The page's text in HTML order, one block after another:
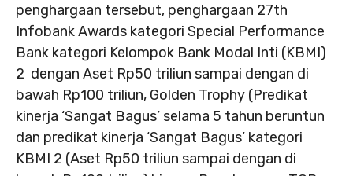
penghargaan tersebut, penghargaan 27th
Infobank Awards kategori Special Performance
Bank kategori Kelompok Bank Modal Inti (KBMI)
2 dengan Aset Rp50 triliun sampai dengan di
bawah Rp100 triliun, Golden Trophy (Predikat
kinerja ‘Sangat Bagus’ selama 5 tahun beruntun
dan predikat kinerja ‘Sangat Bagus’ kategori
KBMI 2 (Aset Rp50 triliun sampai dengan di